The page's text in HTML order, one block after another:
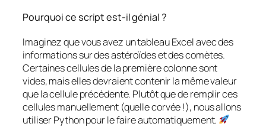
Pourquoi ce script est-il génial ?
Imaginez que vous avez un tableau Excel avec des
informations sur des astéroïdes et des comètes.
Certaines cellules de la première colonne sont
vides, mais elles devraient contenir la même valeur
que la cellule précédente. Plutôt que de remplir ces
cellules manuellement (quelle corvée !), nous allons
utiliser Python pour le faire automatiquement.